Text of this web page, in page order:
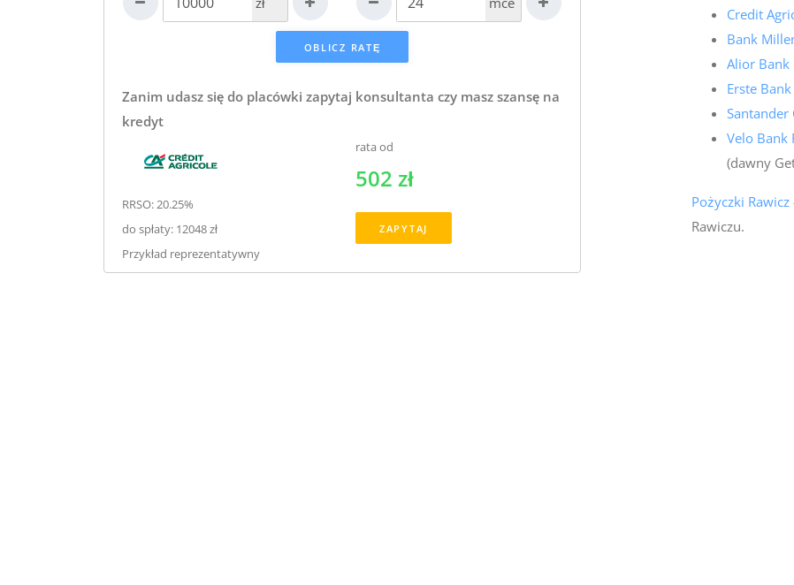
Zanim udasz się do placówki zapytaj konsultanta czy masz szansę na
kredyt
RRSO: 20.25%
do spłaty: 12048 zł
Przykład reprezentatywny
rata od
502 zł
ZAPYTAJ
Credit
Bank
Alior Bank
Erste
Santander
Velo Bank
(dawny
Pożyczki Rawicz
Rawiczu.